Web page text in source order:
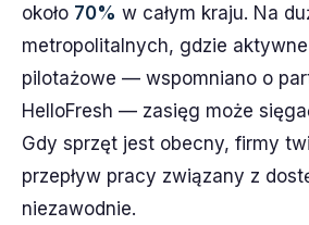
około 70% w całym kraju. Na
metropolitalnych, gdzie
pilotażowe — wspomniano o
HelloFresh — zasięg może
Gdy sprzęt jest obecny, firmy
przepływ pracy związany z
niezawodnie.